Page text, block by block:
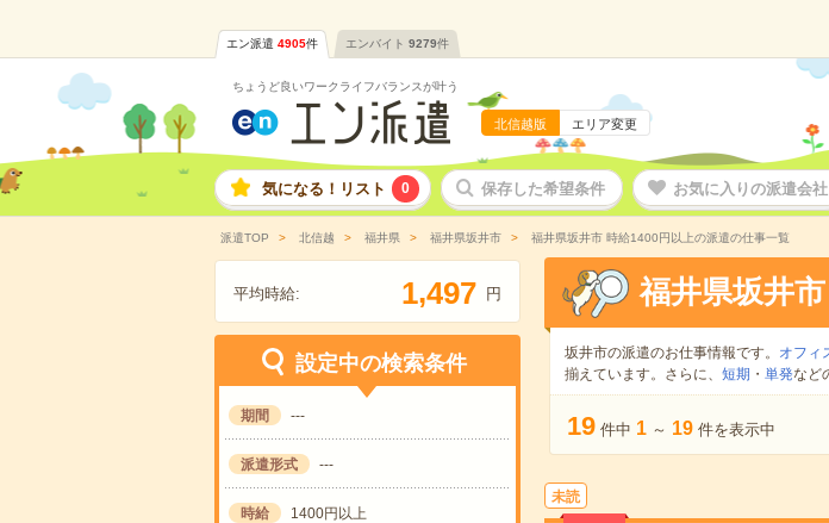
エン派遣 4905件 エンバイト 9279件
ちょうど良いワークライフバランスが叶う
北信越版 エリア変更
気になる！リスト 0 保存した希望条件 お気に入りの派遣会社
派遣TOP 北信越 福井県 福井県坂井市 福井県坂井市 時給1400円以上の派遣の仕事一覧
平均時給: 1,497 円
設定中の検索条件
期間 ---
派遣形式 ---
時給 1400円以上
福井県坂井市
坂井市の派遣のお仕事情報です。 オフィ
揃えています。さらに、 短期 ・ 単発など
19 件中 1 ～ 19 件を表示中
未読